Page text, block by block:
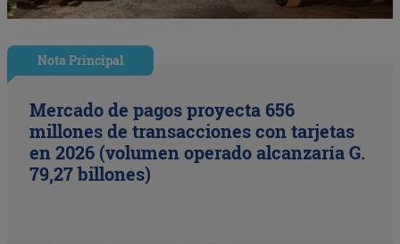
Nota Principal
Mercado de pagos proyecta 656
millones de transacciones con tarjetas
en 2026 (volumen operado alcanzaría G.
79,27 billones)